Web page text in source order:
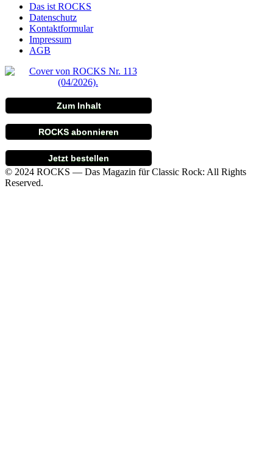
Das ist ROCKS
Datenschutz
Kontaktformular
Impressum
AGB
Zum Inhalt
ROCKS abonnieren
Jetzt bestellen
© 2024 ROCKS — Das Magazin für Classic Rock: All Rights
Reserved.